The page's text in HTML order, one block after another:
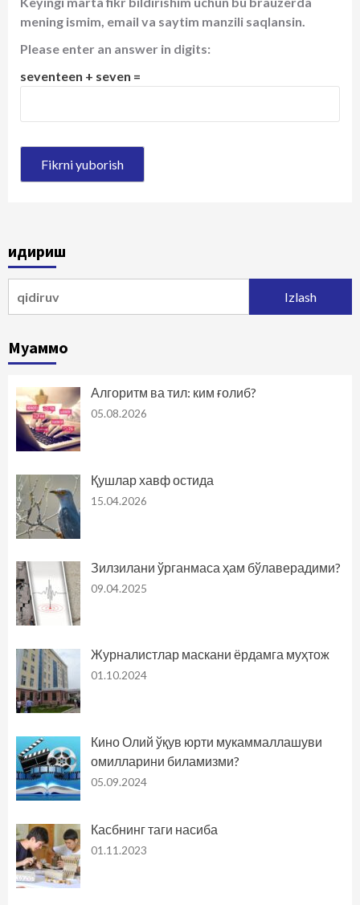
mening ismim, email va saytim manzili saqlansin.
Please enter an answer in digits:
seventeen + seven =
Қидириш
Муаммо
Алгоритм ва тил: ким ғолиб?
05.08.2026
Қушлар хавф остида
15.04.2026
Зилзилани ўрганмаса ҳам бўлаверадими?
09.04.2025
Журналистлар маскани ёрдамга муҳтож
01.10.2024
Кино Олий ўқув юрти мукаммаллашуви
омилларини биламизми?
05.09.2024
Касбнинг таги насиба
01.11.2023